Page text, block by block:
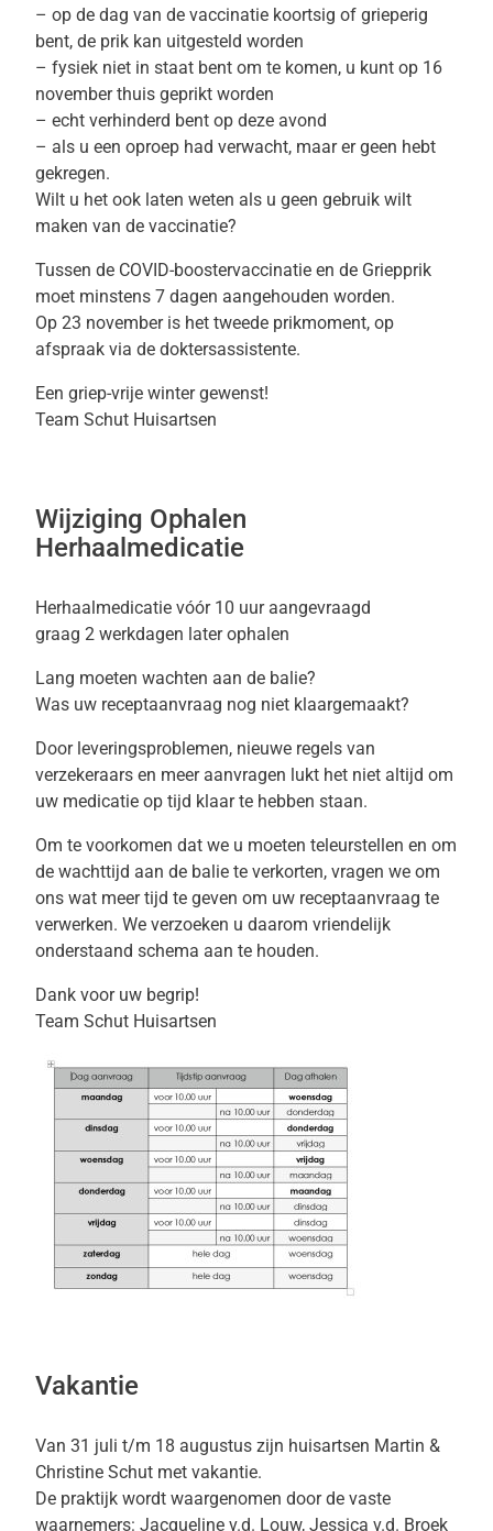
– op de dag van de vaccinatie koortsig of grieperig
bent, de prik kan uitgesteld worden
– fysiek niet in staat bent om te komen, u kunt op 16
november thuis geprikt worden
– echt verhinderd bent op deze avond
– als u een oproep had verwacht, maar er geen hebt
gekregen.
Wilt u het ook laten weten als u geen gebruik wilt
maken van de vaccinatie?
Tussen de COVID-boostervaccinatie en de Griepprik
moet minstens 7 dagen aangehouden worden.
Op 23 november is het tweede prikmoment, op
afspraak via de doktersassistente.
Een griep-vrije winter gewenst!
Team Schut Huisartsen
Wijziging Ophalen
Herhaalmedicatie
Herhaalmedicatie vóór 10 uur aangevraagd
graag 2 werkdagen later ophalen
Lang moeten wachten aan de balie?
Was uw receptaanvraag nog niet klaargemaakt?
Door leveringsproblemen, nieuwe regels van
verzekeraars en meer aanvragen lukt het niet altijd om
uw medicatie op tijd klaar te hebben staan.
Om te voorkomen dat we u moeten teleurstellen en om
de wachttijd aan de balie te verkorten, vragen we om
ons wat meer tijd te geven om uw receptaanvraag te
verwerken. We verzoeken u daarom vriendelijk
onderstaand schema aan te houden.
Dank voor uw begrip!
Team Schut Huisartsen
Vakantie
Van 31 juli t/m 18 augustus zijn huisartsen Martin &
Christine Schut met vakantie.
De praktijk wordt waargenomen door de vaste
waarnemers: Jacqueline v.d. Louw, Jessica v.d. Broek